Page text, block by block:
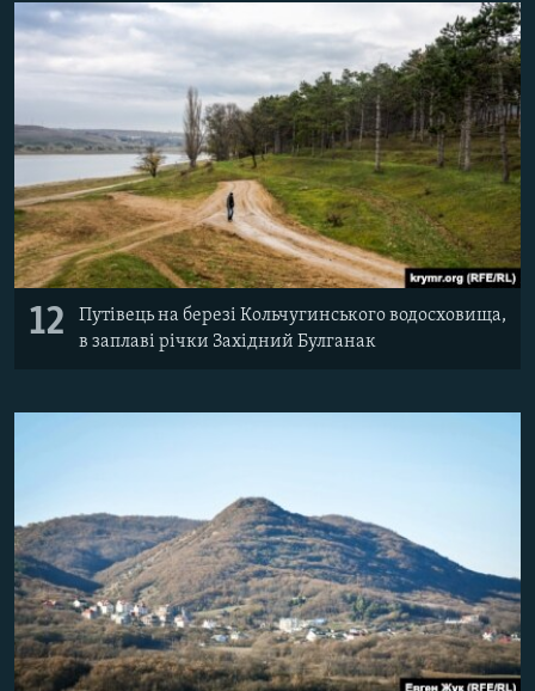
12
Путівець на березі Кольчугинського водосховища,
в заплаві річки Західний Булганак